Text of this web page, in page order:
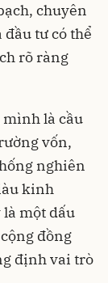
chuyên
tư có thể
rõ ràng
là cầu
vốn,
nghiên
kinh
một dấu
đồng
định vai trò